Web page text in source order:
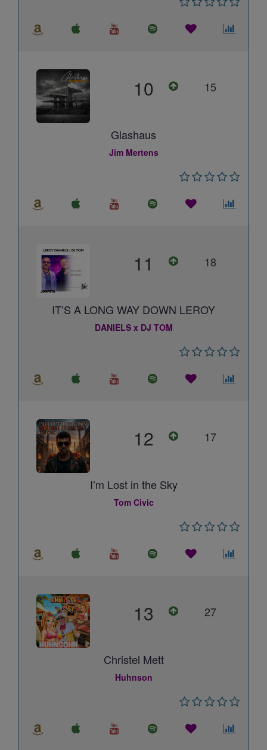
10 15
Glashaus
Jim Mertens
11 18
IT’S A LONG WAY DOWN LEROY
DANIELS x DJ TOM
12 17
I’m Lost in the Sky
Tom Civic
13 27
Christel Mett
Huhnson